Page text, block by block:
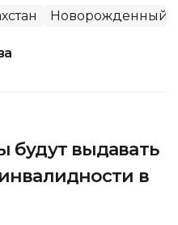
Новорожденный
будут выдавать
в